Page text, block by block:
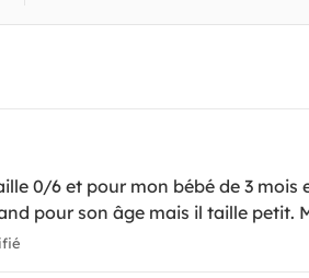
0/6 et pour mon bébé de 3
pour son âge mais il taille petit.